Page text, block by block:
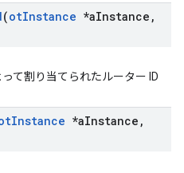
(otInstance *aInstance ,
て割り当てられたルーター ID
Instance *aInstance ,